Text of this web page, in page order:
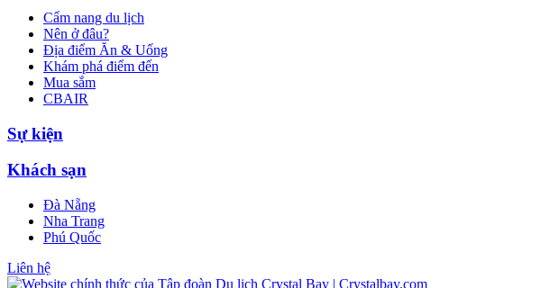
Cẩm nang du lịch
Nên ở đâu?
Địa điểm Ăn & Uống
Khám phá điểm đến
Mua sắm
CBAIR
Sự kiện
Khách sạn
Đà Nẵng
Nha Trang
Phú Quốc
Liên hệ